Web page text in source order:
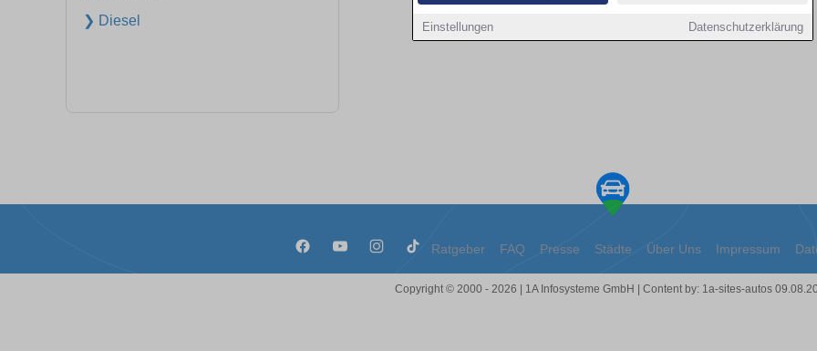
Einstellungen Datenschutzerklärung
❯ Diesel
Ratgeber FAQ Presse Städte Über Uns Impressum
Copyright © 2000 - 2026 | 1A Infosysteme GmbH | Content by: 1a-sites-autos